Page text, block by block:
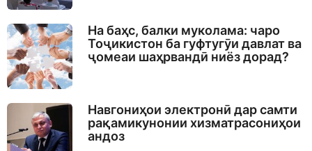
На баҳс, балки муколама: чаро
Тоҷикистон ба гуфтугӯи давлат ва
ҷомеаи шаҳрвандӣ ниёз дорад?
Навгониҳои электронӣ дар самти
рақамикунонии хизматрасониҳои
андоз